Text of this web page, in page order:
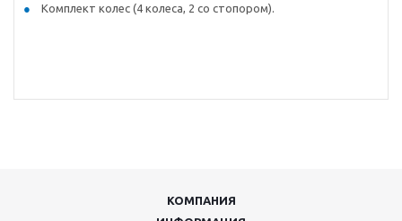
Комплект колес (4 колеса, 2 со стопором).
КОМПАНИЯ